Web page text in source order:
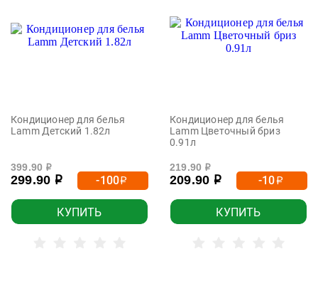
Кондиционер для белья
Lamm Детский 1.82л
399.90 р
299.90 р -100р
КУПИТЬ
Кондиционер для белья
Lamm Цветочный бриз
0.91л
219.90 р
209.90 р -10р
КУПИТЬ